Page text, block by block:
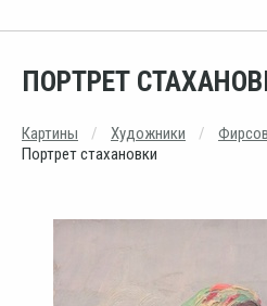
ПОРТРЕТ
Картины Художники
Портрет стахановки